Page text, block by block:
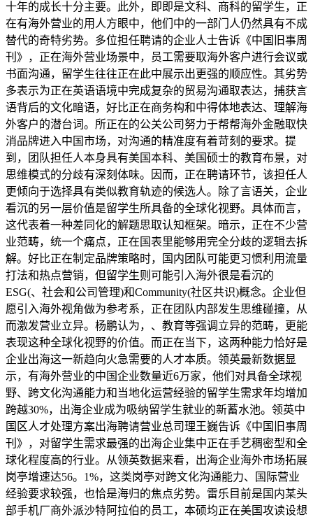
十年的成长十分主要。此外，即即是文科、商科的留学生，正
在有海外营业的用人方眼中，他们中的一部门人仍然具有不成
替代的奇特劣势。多位担任聘请的企业人士告诉《中国旧事周
刊》，正在海外营业场景中，员工需要取海外客户进行会议或
书面沟通，留学生往往正在此中展示出更强的顺应性。其劣势
多表示为正在英语语境中完成复杂的贸易沟通取表达，捕获言
语背后的文化暗语，好比正在商务构和中得体地表达、理解海
外客户的潜台词。所正在的公关公司努力于帮帮海外金融取快
消品牌进入中国市场，对沟通的精准度有着苛刻的要求。提
到，团队担任人本身具有美国本科、美国硕士的教育布景，对
思维模式的分歧有深刻体味。因而，正在聘请环节，该担任人
更倾向于选择具有类似教育轨迹的候选人。除了言语关，企业
看沉的另一层价值是留学生所具备的全球化视野。具体而言，
这代表着一种差同化的解题思取认知框架。暗示，正在不少营
业范畴，统一个痛点，正在国表里能够用完全分歧的逻辑去拆
解。好比正在制定品牌策略时，国内团队可能更习惯利用流量
打法和热点营销，但留学生则可能引入海外很是看沉的
ESG(、社会和公司管理)和Community(社区共识)概念。企业但
愿引入海外视角做为参考系，正在团队内部发生思维碰撞，从
而激发营业立异。杨鹏认为，、教育等强调立异的范畴，更能
表现这种全球化视野的价值。而正在当下，这两种能力恰好是
企业出海这一新趋向火急需要的人才本质。领英最新数据显
示，有海外营业的中国企业数量近6万家，他们对具备全球视
野、跨文化沟通能力和当地化运营经验的留学生需求年均增加
跨越30%，出海企业成为吸纳留学生就业的新蓄水池。领英中
国区人才处理方案出海聘请营业总司理王巍告诉《中国旧事周
刊》，对留学生需求最强的出海企业集中正在手艺稠密型和全
球化程度高的行业。从领英数据来看，出海企业海外市场拓展
岗亭增速达56。1%，这类岗亭对跨文化沟通能力、国际营业
经验要求较强，也恰是海归的焦点劣势。雷乐目前是国内某头
部手机厂商外派沙特阿拉伯的员工，本硕均正在美国攻读设想